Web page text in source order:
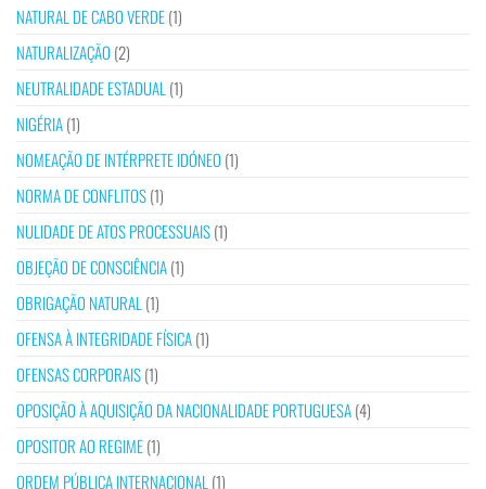
NATURAL DE CABO VERDE(1)
NATURALIZAÇÃO (2)
NEUTRALIDADE ESTADUAL (1)
NIGÉRIA(1)
NOMEAÇÃO DE INTÉRPRETE IDÓNEO (1)
NORMA DE CONFLITOS(1)
NULIDADE DE ATOS PROCESSUAIS(1)
OBJEÇÃO DE CONSCIÊNCIA(1)
OBRIGAÇÃO NATURAL (1)
OFENSA À INTEGRIDADE FÍSICA(1)
OFENSAS CORPORAIS(1)
OPOSIÇÃO À AQUISIÇÃO DA NACIONALIDADE PORTUGUESA(4)
OPOSITOR AO REGIME(1)
ORDEM PÚBLICA INTERNACIONAL (1)